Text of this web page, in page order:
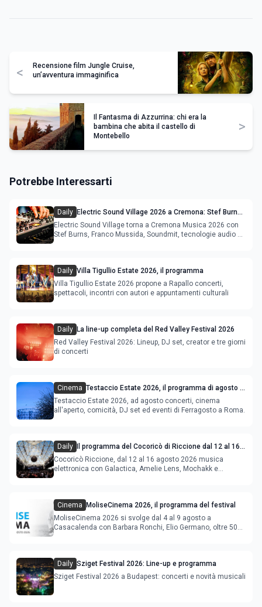
<
Recensione film Jungle Cruise,
un’avventura immaginifica
Il Fantasma di Azzurrina: chi era la
bambina che abita il castello di
Montebello
>
Potrebbe Interessarti
Daily Electric Sound Village 2026 a Cremona: Stef Burns,
Soundmit e Young Band Contest, il programma
Electric Sound Village torna a Cremona Musica 2026 con
Stef Burns, Franco Mussida, Soundmit, tecnologie audio e
Daily Villa Tigullio Estate 2026, il programma
Villa Tigullio Estate 2026 propone a Rapallo concerti,
spettacoli, incontri con autori e appuntamenti culturali
Daily La line-up completa del Red Valley Festival 2026
Red Valley Festival 2026: Lineup, DJ set, creator e tre giorni
di concerti
Cinema Testaccio Estate 2026, il programma di agosto e
Ferragosto
Testaccio Estate 2026, ad agosto concerti, cinema
all'aperto, comicità, DJ set ed eventi di Ferragosto a Roma.
Daily
Il programma del Cocoricò di Riccione dal 12 al 16
agosto 2026
Cocoricò Riccione, dal 12 al 16 agosto 2026 musica
elettronica con Galactica, Amelie Lens, Mochakk e
Cinema
MoliseCinema 2026, il programma del festival
MoliseCinema 2026 si svolge dal 4 al 9 agosto a
Casacalenda con Barbara Ronchi, Elio Germano, oltre 50
Daily Sziget Festival 2026: Line-up e programma
Sziget Festival 2026 a Budapest: concerti e novità musicali